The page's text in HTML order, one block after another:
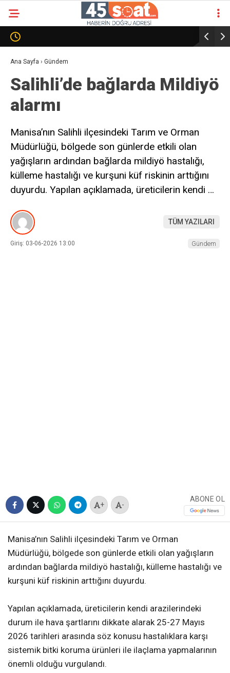
Ana Sayfa › Gündem
Salihli’de bağlarda Mildiyö
alarmı
Manisa’nın Salihli ilçesindeki Tarım ve Orman
Müdürlüğü, bölgede son günlerde etkili olan
yağışların ardından bağlarda mildiyö hastalığı,
külleme hastalığı ve kurşuni küf riskinin arttığını
duyurdu. Yapılan açıklamada, üreticilerin kendi …
TÜM YAZILARI
Giriş: 03-06-2026 13:00 Gündem
+ -
ABONE OL
Manisa’nın Salihli ilçesindeki Tarım ve Orman
Müdürlüğü, bölgede son günlerde etkili olan yağışların
ardından bağlarda mildiyö hastalığı, külleme hastalığı ve
kurşuni küf riskinin arttığını duyurdu.
Yapılan açıklamada, üreticilerin kendi arazilerindeki
durum ile hava şartlarını dikkate alarak 25-27 Mayıs
2026 tarihleri arasında söz konusu hastalıklara karşı
sistemik bitki koruma ürünleri ile ilaçlama yapmalarının
önemli olduğu vurgulandı.